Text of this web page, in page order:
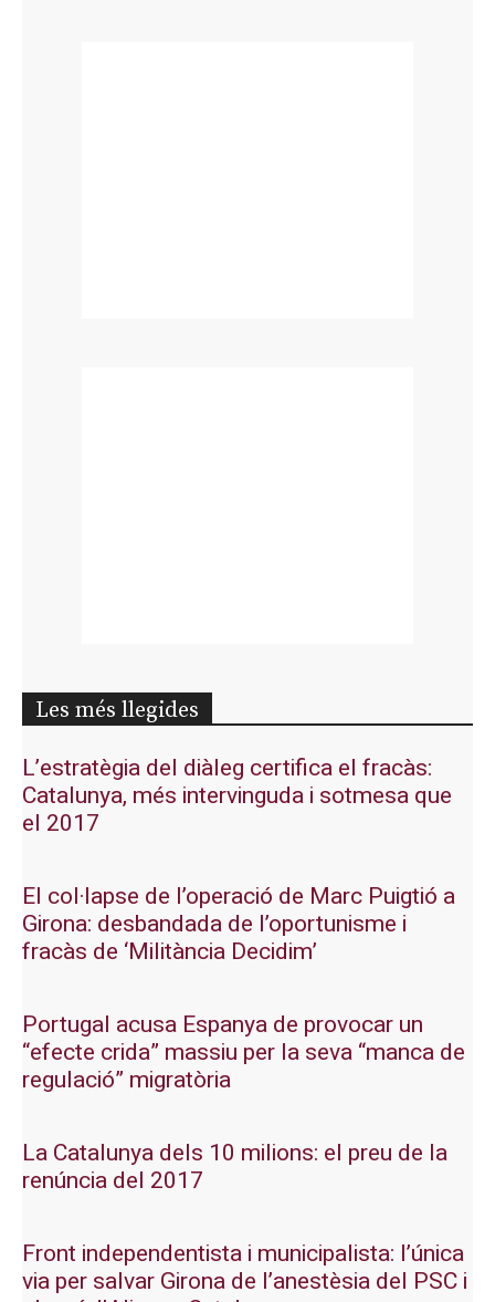
Les més llegides
L’estratègia del diàleg certifica el fracàs:
Catalunya, més intervinguda i sotmesa que
el 2017
El col·lapse de l’operació de Marc Puigtió a
Girona: desbandada de l’oportunisme i
fracàs de ‘Militància Decidim’
Portugal acusa Espanya de provocar un
“efecte crida” massiu per la seva “manca de
regulació” migratòria
La Catalunya dels 10 milions: el preu de la
renúncia del 2017
Front independentista i municipalista: l’única
via per salvar Girona de l’anestèsia del PSC i